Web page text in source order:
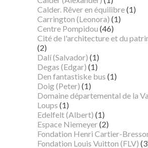
Calder. Rêver en équilibre(1)
Carrington (Leonora) (1)
Centre Pompidou (46)
Cité de l'architecture et du
(2)
Dalí (Salvador) (1)
Degas (Edgar) (1)
Den fantastiske bus (1)
Doig (Peter) (1)
Domaine départemental de la
Loups (1)
Edelfelt (Albert) (1)
Espace Niemeyer(2)
Fondation Henri Cartier-
Fondation Louis Vuitton (FLV)